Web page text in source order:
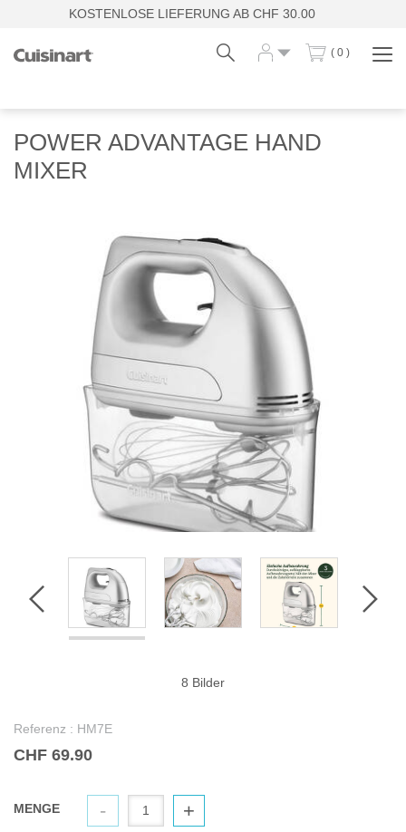
KOSTENLOSE LIEFERUNG AB CHF 30.00
( 0 )
POWER ADVANTAGE HAND
MIXER
8 Bilder
Referenz : HM7E
CHF 69.90
MENGE - +